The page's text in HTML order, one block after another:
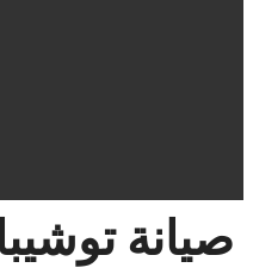
صيانة توشيبا فرع